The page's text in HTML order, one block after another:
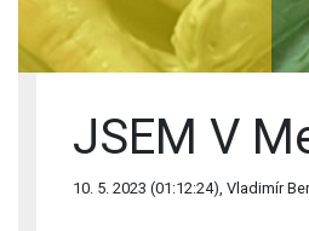
JSEM V
10. 5. 2023 (01:12:24), Vladimír